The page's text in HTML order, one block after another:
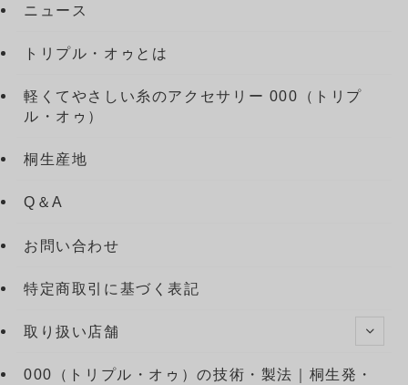
ニュース
トリプル・オゥとは
軽くてやさしい糸のアクセサリー 000（トリプ
ル・オゥ）
桐生産地
Q＆A
お問い合わせ
特定商取引に基づく表記
取り扱い店舗
000（トリプル・オゥ）の技術・製法｜桐生発・